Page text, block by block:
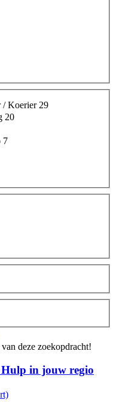
/ Koerier29
20
7
deze zoekopdracht!
in jouw regio